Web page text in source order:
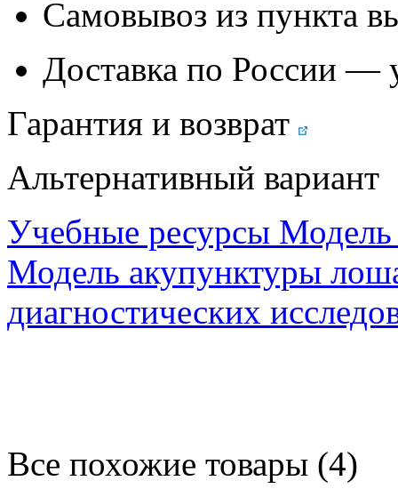
Самовывоз из пункта
Доставка по России —
Гарантия и возврат
Альтернативный вариант
Учебные ресурсы
Модель акупунктуры
диагностических
Все похожие товары (4)